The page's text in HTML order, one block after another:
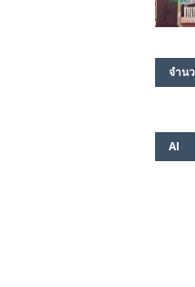
จำน
AI